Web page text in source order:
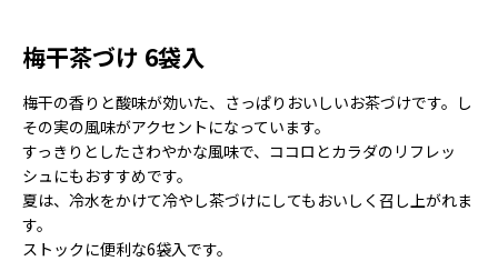
梅干茶づけ 6袋入
梅干の香りと酸味が効いた、さっぱりおいしいお茶づけです。し
その実の風味がアクセントになっています。
すっきりとしたさわやかな風味で、ココロとカラダのリフレッ
シュにもおすすめです。
夏は、冷水をかけて冷やし茶づけにしてもおいしく召し上がれま
す。
ストックに便利な6袋入です。